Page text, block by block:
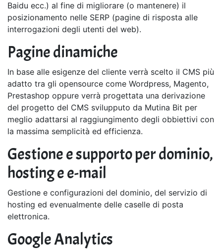
Baidu ecc.) al fine di migliorare (o mantenere) il
posizionamento nelle SERP (pagine di risposta alle
interrogazioni degli utenti del web).
Pagine dinamiche
In base alle esigenze del cliente verrà scelto il CMS più
adatto tra gli opensource come Wordpress, Magento,
Prestashop oppure verrà progettata una derivazione
del progetto del CMS svilupputo da Mutina Bit per
meglio adattarsi al raggiungimento degli obbiettivi con
la massima semplicità ed efficienza.
Gestione e supporto per dominio,
hosting e e-mail
Gestione e configurazioni del dominio, del servizio di
hosting ed evenualmente delle caselle di posta
elettronica.
Google Analytics